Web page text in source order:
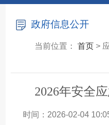
政府信息公开
当前位置： 首页>
2026年安全
时间：2026-02-04